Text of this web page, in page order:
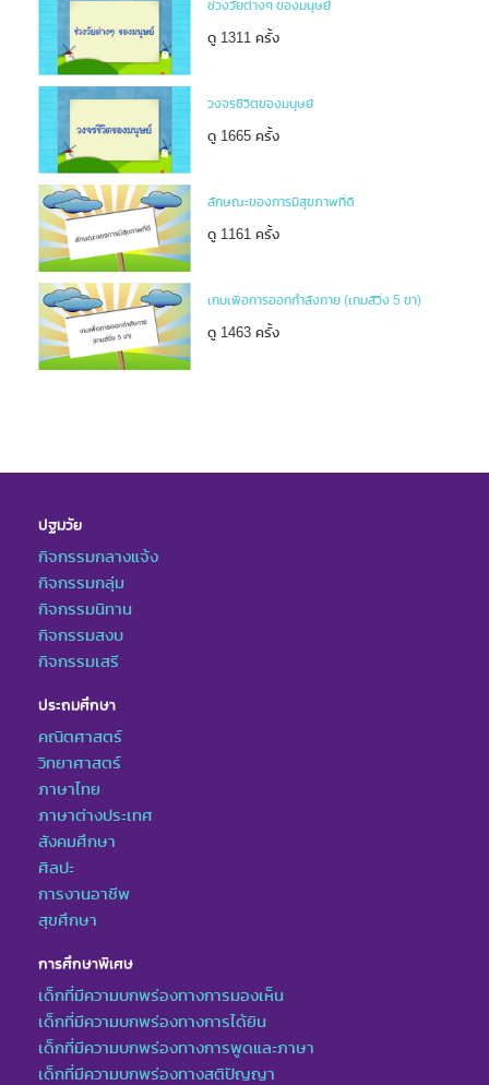
ช่วงวัยต่างๆ ของมนุษย์
ดู 1311 ครั้ง
วงจรชีวิตของมนุษย์
ดู 1665 ครั้ง
ลักษณะของการมีสุขภาพที่ดี
ดู 1161 ครั้ง
เกมเพื่อการออกกำลังกาย (เกมส์วิ่ง 5 ขา)
ดู 1463 ครั้ง
ปฐมวัย
กิจกรรมกลางแจ้ง
กิจกรรมกลุ่ม
กิจกรรมนิทาน
กิจกรรมสงบ
กิจกรรมเสรี
ประถมศึกษา
คณิตศาสตร์
วิทยาศาสตร์
ภาษาไทย
ภาษาต่างประเทศ
สังคมศึกษา
ศิลปะ
การงานอาชีพ
สุขศึกษา
การศึกษาพิเศษ
เด็กที่มีความบกพร่องทางการมองเห็น
เด็กที่มีความบกพร่องทางการได้ยิน
เด็กที่มีความบกพร่องทางการพูดและภาษา
เด็กที่มีความบกพร่องทางสติปัญญา